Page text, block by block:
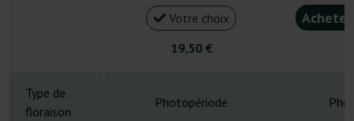
Votre choix
19,50 €
Type de
floraison
Photopériode